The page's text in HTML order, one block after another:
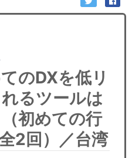
のDXを低リ
るツールは
初めての行
2回）／台湾